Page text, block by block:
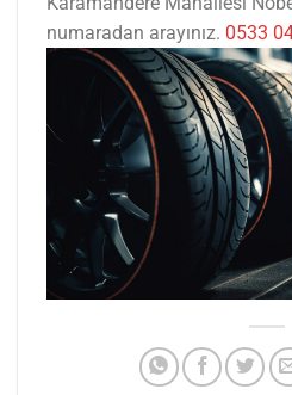
numaradan arayınız. 0533